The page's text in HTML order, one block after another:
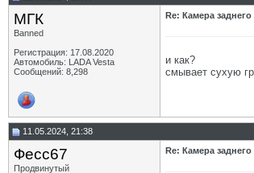
МГК
Banned
Регистрация: 17.08.2020
Автомобиль: LADA Vesta
Сообщений: 8,298
Re: Камера
и как?
смывает сухую
11.05.2024, 21:38
Фесс67
Продвинутый
Re: Камера